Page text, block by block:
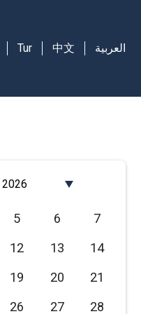
Tur 中文 العربية
2026
2024
2023
5 6
7
12 13
14
19 20
21
26 27
28